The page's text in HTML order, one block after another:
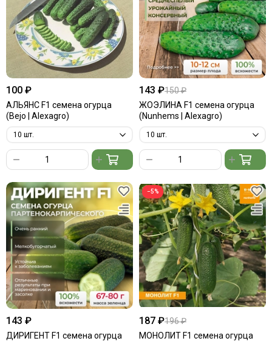
100 ₽
АЛЬЯНС F1 семена огурца
(Bejo | Alexagro)
143 ₽150 ₽
ЖОЭЛИНА F1 семена огурца
(Nunhems | Alexagro)
143 ₽
ДИРИГЕНТ F1 семена огурца
−5%
187 ₽196 ₽
МОНОЛИТ F1 семена огурца